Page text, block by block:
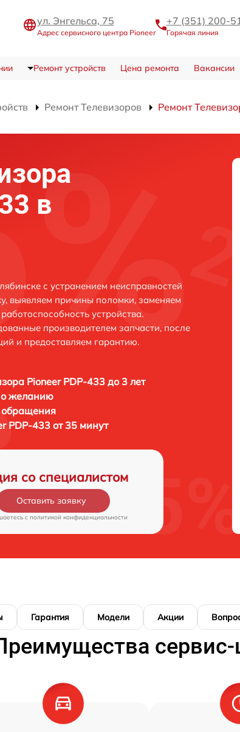
ул. Энгельса, 75
Адрес сервисного центра Pioneer
+7 (351) 200-
Горячая линия
Ремонт устройств Цена ремонта Вакансии
Ремонт Телевизоров Ремонт
в
с устранением неисправностей
выявляем причины поломки, заменяем
устройства.
производителем запчасти, после
и предоставляем гарантию.
Pioneer PDP-433 до 3 лет
желанию
обращения
PDP-433 от 35 минут
со специалистом
Оставить заявку
c политикой конфиденциальности
Гарантия Модели Акции
сервис-